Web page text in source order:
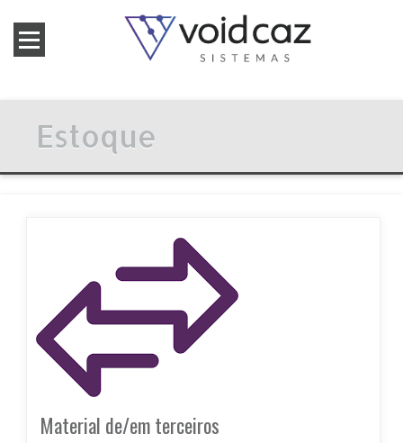
Estoque
Material de/em terceiros